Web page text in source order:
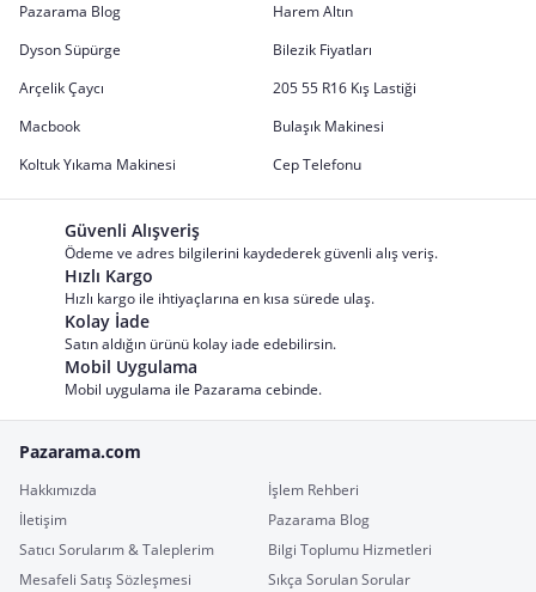
Pazarama Blog
Harem Altın
Dyson Süpürge
Bilezik Fiyatları
Arçelik Çaycı
205 55 R16 Kış Lastiği
Macbook
Bulaşık Makinesi
Koltuk Yıkama Makinesi
Cep Telefonu
Güvenli Alışveriş
Ödeme ve adres bilgilerini kaydederek güvenli alış veriş.
Hızlı Kargo
Hızlı kargo ile ihtiyaçlarına en kısa sürede ulaş.
Kolay İade
Satın aldığın ürünü kolay iade edebilirsin.
Mobil Uygulama
Mobil uygulama ile Pazarama cebinde.
Pazarama.com
Hakkımızda
İşlem Rehberi
İletişim
Pazarama Blog
Satıcı Sorularım & Taleplerim
Bilgi Toplumu Hizmetleri
Mesafeli Satış Sözleşmesi
Sıkça Sorulan Sorular